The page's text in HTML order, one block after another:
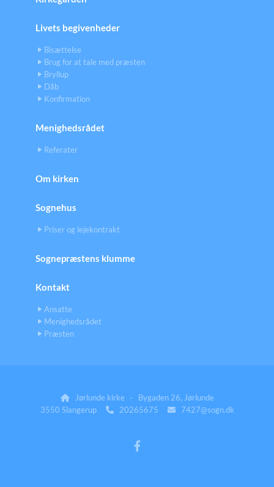
Livets begivenheder
Bisættelse
Brug for at tale med præsten
Bryllup
Dåb
Konfirmation
Menighedsrådet
Referater
Om kirken
Sognehus
Priser og lejekontrakt
Sognepræstens klumme
Kontakt
Ansatte
Menighedsrådet
Præsten
Jørlunde kirke · Bygaden 26, Jørlunde
3550 Slangerup
20265675 7427@sogn.dk